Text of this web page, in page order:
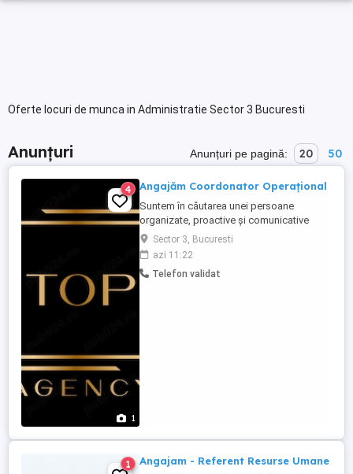
Oferte locuri de munca in Administratie Sector 3 Bucuresti
Anunțuri Anunțuri pe pagină: 20 50
1
4 Angajăm Coordonator Operațional
Suntem în căutarea unei persoane
organizate, proactive și comunicative
pentru poziția de Coordonator
Operațional în cadrul agenției de live
streaming din București. Rolul presupune
susținerea activităților operaționale și
Sector 3, Bucuresti
azi 11:22
Telefon validat
1 Angajam - Referent Resurse Umane